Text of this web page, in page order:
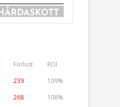
Förlust
ROI
239
109%
268
108%